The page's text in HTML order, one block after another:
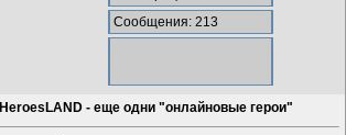
Сообщения: 213
- еще одни "онлайновые герои"